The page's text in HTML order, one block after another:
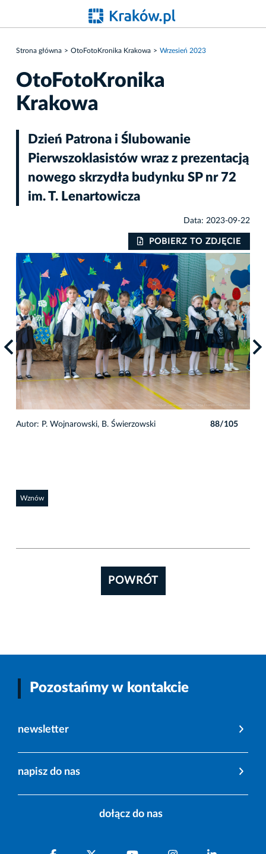
Strona główna OtoFotoKronika Krakowa Wrzesień 2023
OtoFotoKronika
Krakowa
Dzień Patrona i Ślubowanie
Pierwszoklasistów wraz z prezentacją
nowego skrzydła budynku SP nr 72
im. T. Lenartowicza
Data: 2023-09-22
POBIERZ TO ZDJĘCIE
Autor: P. Wojnarowski, B. Świerzowski 88/105
Wznów
POWRÓT
Pozostańmy w kontakcie
newsletter
napisz do nas
dołącz do nas